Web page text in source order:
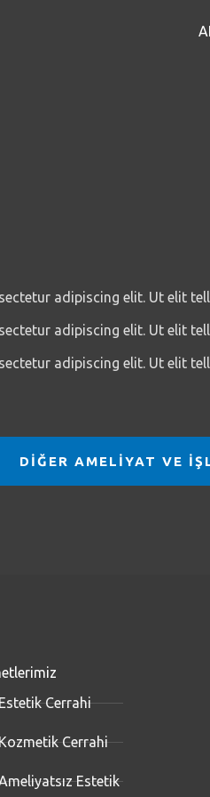
adipiscing elit. Ut elit
adipiscing elit. Ut elit
adipiscing elit. Ut elit
DİĞER AMELİYAT VE
Cerrahi
Cerrahi
Estetik